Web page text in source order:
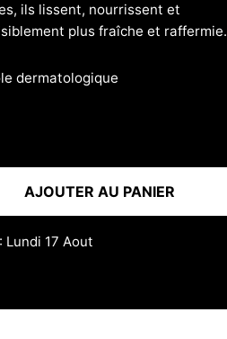
ils lissent, nourrissent et
plus fraîche et raffermie.
dermatologique
AJOUTER AU PANIER
Lundi 17 Aout